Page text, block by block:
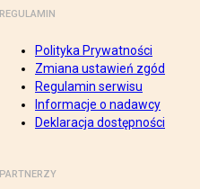
REGULAMIN
Polityka Prywatności
Zmiana ustawień zgód
Regulamin serwisu
Informacje o nadawcy
Deklaracja dostępności
PARTNERZY